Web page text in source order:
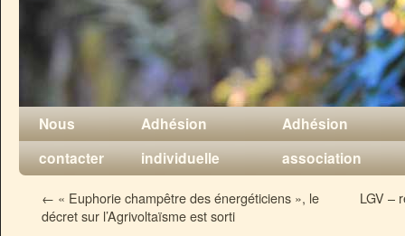
Nous
contacter
Adhésion
individuelle
Adhésion
association
← « Euphorie champêtre des énergéticiens », le
décret sur l’Agrivoltaïsme est sorti
LGV –